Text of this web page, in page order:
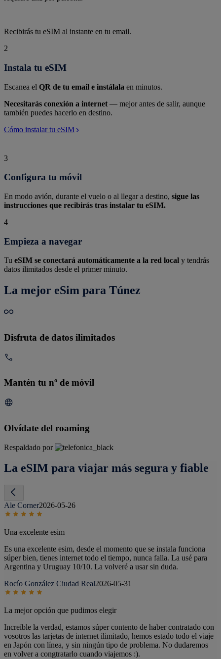
Recibirás tu eSIM al instante en tu email.
2
Instala tu eSIM
Escanea el QR de tu email e instálala en minutos.
Necesitarás conexión a internet — mejor antes de salir, aunque
también puedes hacerlo en destino.
Cómo instalar tu eSIM
3
Configura tu móvil
En modo avión, durante el vuelo o al llegar a destino, sigue las
instrucciones que recibirás tras instalar tu eSIM.
4
Empieza a navegar
Tu eSIM se conectará automáticamente a la red local y tendrás
datos ilimitados desde el primer minuto.
La mejor eSim para Túnez
Disfruta de datos ilimitados
Mantén tu nº de móvil
Olvídate del roaming
Respaldado por
La eSIM para viajar más segura y fiable
Ale Corner2026-05-26
Una excelente esim
Es una excelente esim, desde el momento que se instala funciona
súper bien, tienes internet todo el tiempo, nunca falla. La usé para
Argentina y Uruguay 10/10. La volveré a usar sin duda.
Rocío González Ciudad Real2026-05-31
La mejor opción que pudimos elegir
Increíble la verdad, estamos súper contento de haber contratado con
vosotros las tarjetas de internet ilimitado, hemos estado todo el viaje
en Japón con línea, y sin ningún tipo de problema. No dudaremos
en volver a congtratarlo cuando viajemos :).